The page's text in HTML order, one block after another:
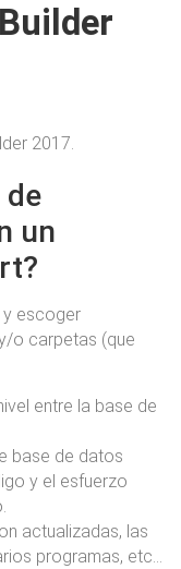
2017.
de
un
y escoger
o carpetas (que
entre la base de
base de datos
y el esfuerzo
actualizadas, las
programas, etc...